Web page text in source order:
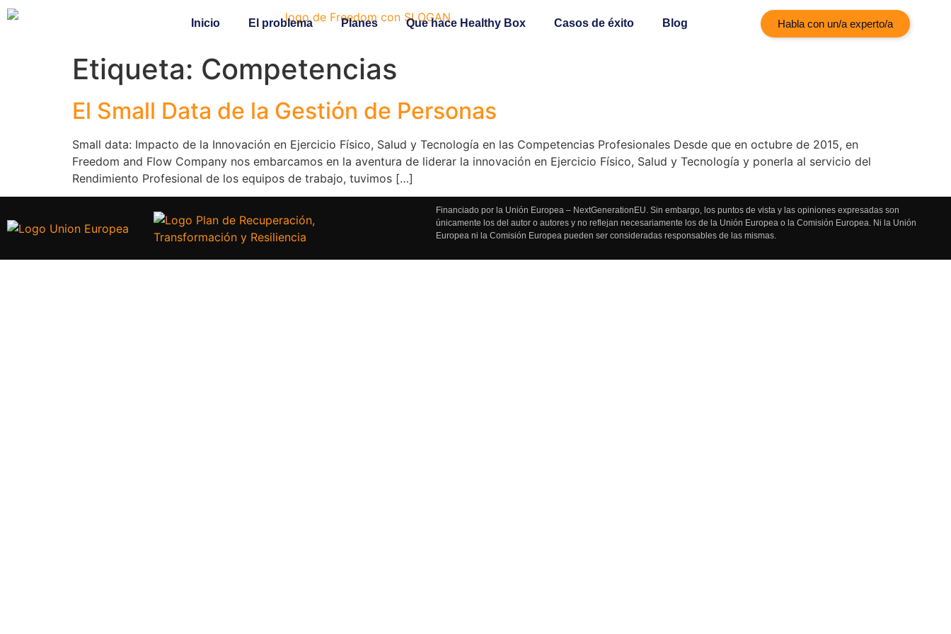
Inicio El problema Planes Que hace Healthy Box Casos de éxito Blog Habla con un/a experto/a
Etiqueta: Competencias
El Small Data de la Gestión de Personas
Small data: Impacto de la Innovación en Ejercicio Físico, Salud y Tecnología en las Competencias Profesionales Desde que en octubre de 2015, en
Freedom and Flow Company nos embarcamos en la aventura de liderar la innovación en Ejercicio Físico, Salud y Tecnología y ponerla al servicio del
Rendimiento Profesional de los equipos de trabajo, tuvimos […]
Financiado por la Unión Europea – NextGenerationEU. Sin embargo, los puntos de vista y las opiniones expresadas son
únicamente los del autor o autores y no reflejan necesariamente los de la Unión Europea o la Comisión Europea. Ni la Unión
Europea ni la Comisión Europea pueden ser consideradas responsables de las mismas.